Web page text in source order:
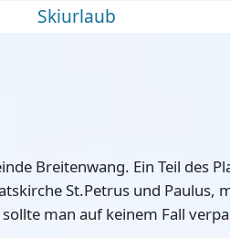
Skiurlaub
Breitenwang. Ein Teil des
St.Petrus und
man auf keinem Fall